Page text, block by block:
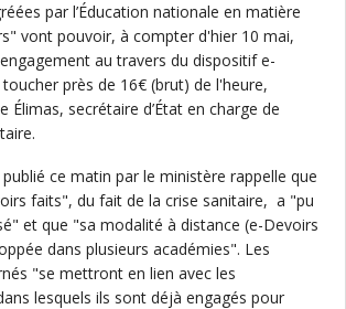
par l’Éducation nationale en matière
vont pouvoir, à compter d'hier 10 mai,
au travers du dispositif e-
près de 16€ (brut) de l'heure,
Élimas, secrétaire d’État en charge de
ce matin par le ministère rappelle que
faits", du fait de la crise sanitaire, a "pu
et que "sa modalité à distance (e-Devoirs
dans plusieurs académies". Les
"se mettront en lien avec les
lesquels ils sont déjà engagés pour